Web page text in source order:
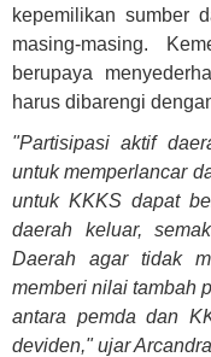
kepemilikan sumber
masing-masing.
berupaya
harus dibarengi
"Partisipasi aktif
untuk memperlancar
untuk KKKS dapat
daerah keluar,
Daerah agar tidak
memberi nilai tambah
antara pemda dan
deviden," ujar Arcandra